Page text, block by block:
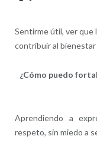
Sentirme útil, ver que
contribuir al
¿Cómo puedo
Aprendiendo a
respeto, sin miedo a